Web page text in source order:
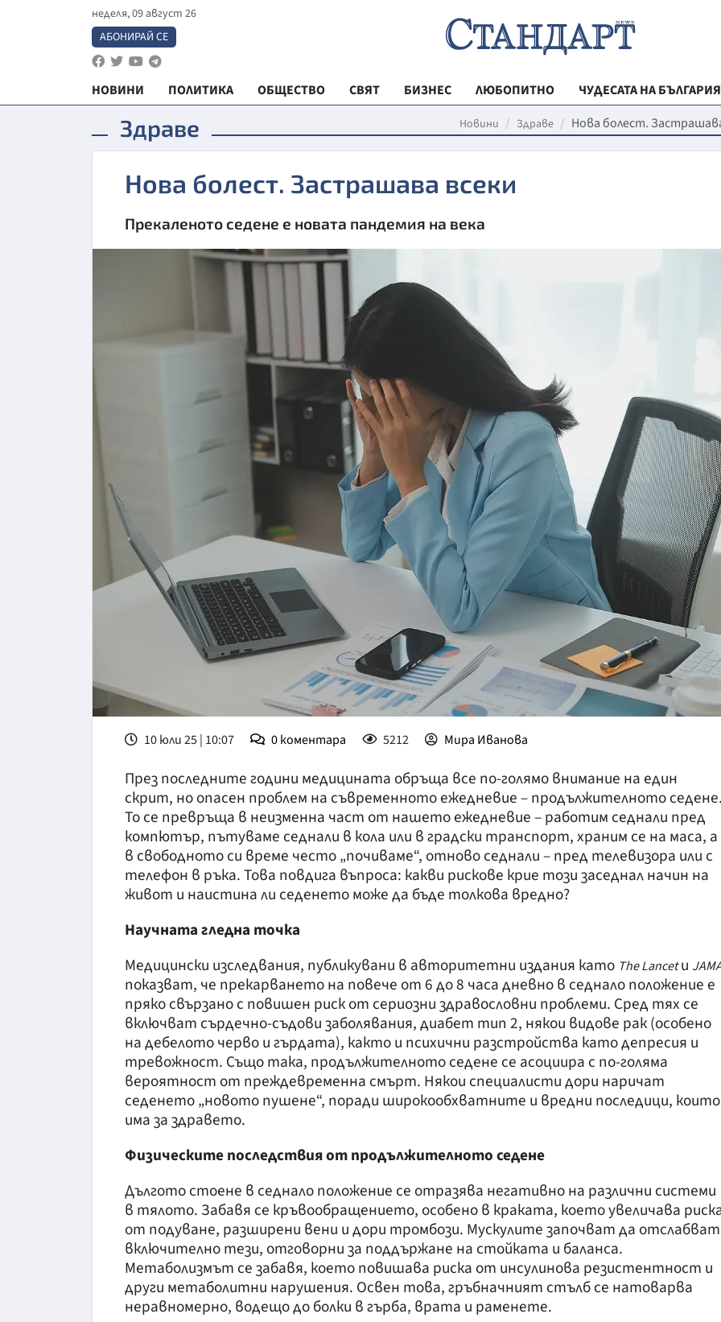
неделя, 09 август 26
АБОНИРАЙ СЕ
НОВИНИ ПОЛИТИКА ОБЩЕСТВО СВЯТ БИЗНЕС ЛЮБОПИТНО
ЧУДЕСАТА НА БЪЛГАРИЯ
РЕГИОНАЛНИ
ВЕСТНИК
ПРАВОСЪДИЕ
КРИМИ
ВЯРА
ОБЯВИ
ВОЙНАТА В
ВРЕМЕТО
Здраве Новини Здраве Нова болест.
Нова болест. Застрашава всеки
Прекаленото седене е новата пандемия на века
10 юли 25 | 10:07 0коментара 5212 Мира Иванова
През последните години медицината обръща все по-голямо внимание на един
скрит, но опасен проблем на съвременното ежедневие – продължителното
То се превръща в неизменна част от нашето ежедневие – работим седнали пред
компютър, пътуваме седнали в кола или в градски транспорт, храним се на маса, а
в свободното си време често „почиваме“, отново седнали – пред телевизора или с
телефон в ръка. Това повдига въпроса: какви рискове крие този заседнал начин на
живот и наистина ли седенето може да бъде толкова вредно?
Научната гледна точка
Медицински изследвания, публикувани в авторитетни издания като The Lancetи
показват, че прекарването на повече от 6 до 8 часа дневно в седнало положение е
пряко свързано с повишен риск от сериозни здравословни проблеми. Сред тях се
включват сърдечно-съдови заболявания, диабет тип 2, някои видове рак (особено
на дебелото черво и гърдата), както и психични разстройства като депресия и
тревожност. Също така, продължителното седене се асоциира с по-голяма
вероятност от преждевременна смърт. Някои специалисти дори наричат
седенето „новото пушене“, поради широкообхватните и вредни последици, които
има за здравето.
Физическите последствия от продължителното седене
Дългото стоене в седнало положение се отразява негативно на различни системи
в тялото. Забавя се кръвообращението, особено в краката, което увеличава
от подуване, разширени вени и дори тромбози. Мускулите започват да
включително тези, отговорни за поддържане на стойката и баланса.
Метаболизмът се забавя, което повишава риска от инсулинова резистентност и
други метаболитни нарушения. Освен това, гръбначният стълб се натоварва
неравномерно, водещо до болки в гърба, врата и раменете.